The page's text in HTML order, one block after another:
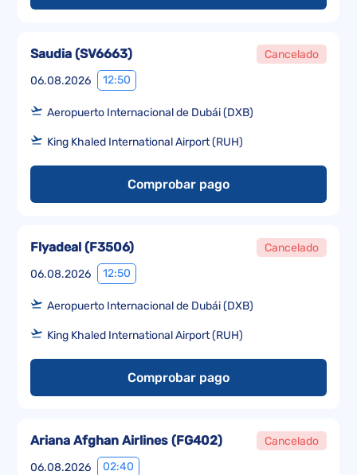
06.08.2026 12:50
Saudia (SV6663) Cancelado
Aeropuerto Internacional de Dubái (DXB)
King Khaled International Airport (RUH)
Comprobar pago
06.08.2026 12:50
Flyadeal (F3506) Cancelado
Aeropuerto Internacional de Dubái (DXB)
King Khaled International Airport (RUH)
Comprobar pago
06.08.2026 02:40
Ariana Afghan Airlines (FG402) Cancelado